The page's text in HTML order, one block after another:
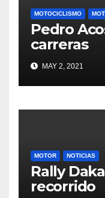
MOTOCICLISMO
Pedro
carreras
MAY 2, 2021
MOTOR NOTICIAS
Rally
recorrido